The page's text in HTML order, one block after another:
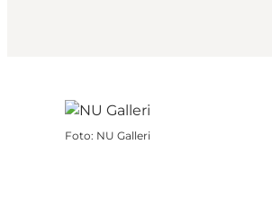
Foto: NU Galleri